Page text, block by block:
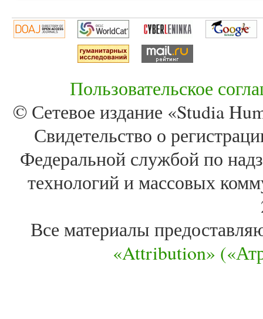
Пользовательское
© Сетевое издание «Studia
Свидетельство о
Федеральной службой по
технологий и массовых
Все материалы
«Attribution»